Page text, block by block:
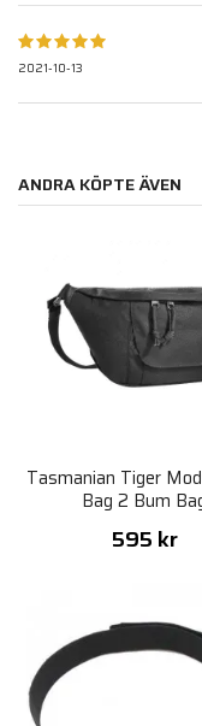
2021-10-13
ANDRA KÖPTE ÄVEN
Tasmanian Tiger
Bag 2 Bum
595 kr